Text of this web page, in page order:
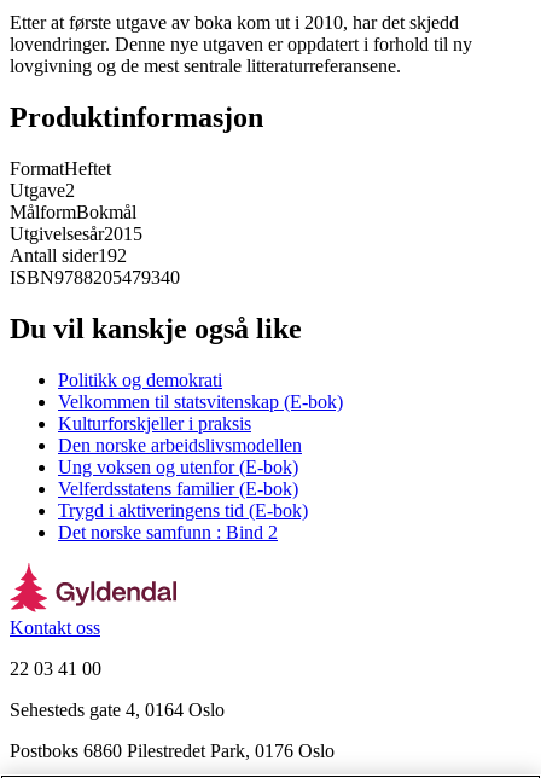
Etter at første utgave av boka kom ut i 2010, har det skjedd
lovendringer. Denne nye utgaven er oppdatert i forhold til ny
lovgivning og de mest sentrale litteraturreferansene.
Produktinformasjon
FormatHeftet
Utgave2
MålformBokmål
Utgivelsesår2015
Antall sider192
ISBN9788205479340
Du vil kanskje også like
Politikk og demokrati
Velkommen til statsvitenskap (E-bok)
Kulturforskjeller i praksis
Den norske arbeidslivsmodellen
Ung voksen og utenfor (E-bok)
Velferdsstatens familier (E-bok)
Trygd i aktiveringens tid (E-bok)
Det norske samfunn : Bind 2
Kontakt oss
22 03 41 00
Sehesteds gate 4, 0164 Oslo
Postboks 6860 Pilestredet Park, 0176 Oslo